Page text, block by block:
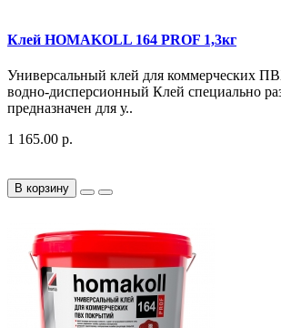
Клей HOMAKOLL 164 PROF 1,3кг
Универсальный клей для коммерческих
водно-дисперсионный Клей специально
предназначен для у..
1 165.00 р.
В корзину